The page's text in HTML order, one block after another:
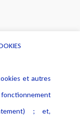
et autres
fonctionnement
; et,